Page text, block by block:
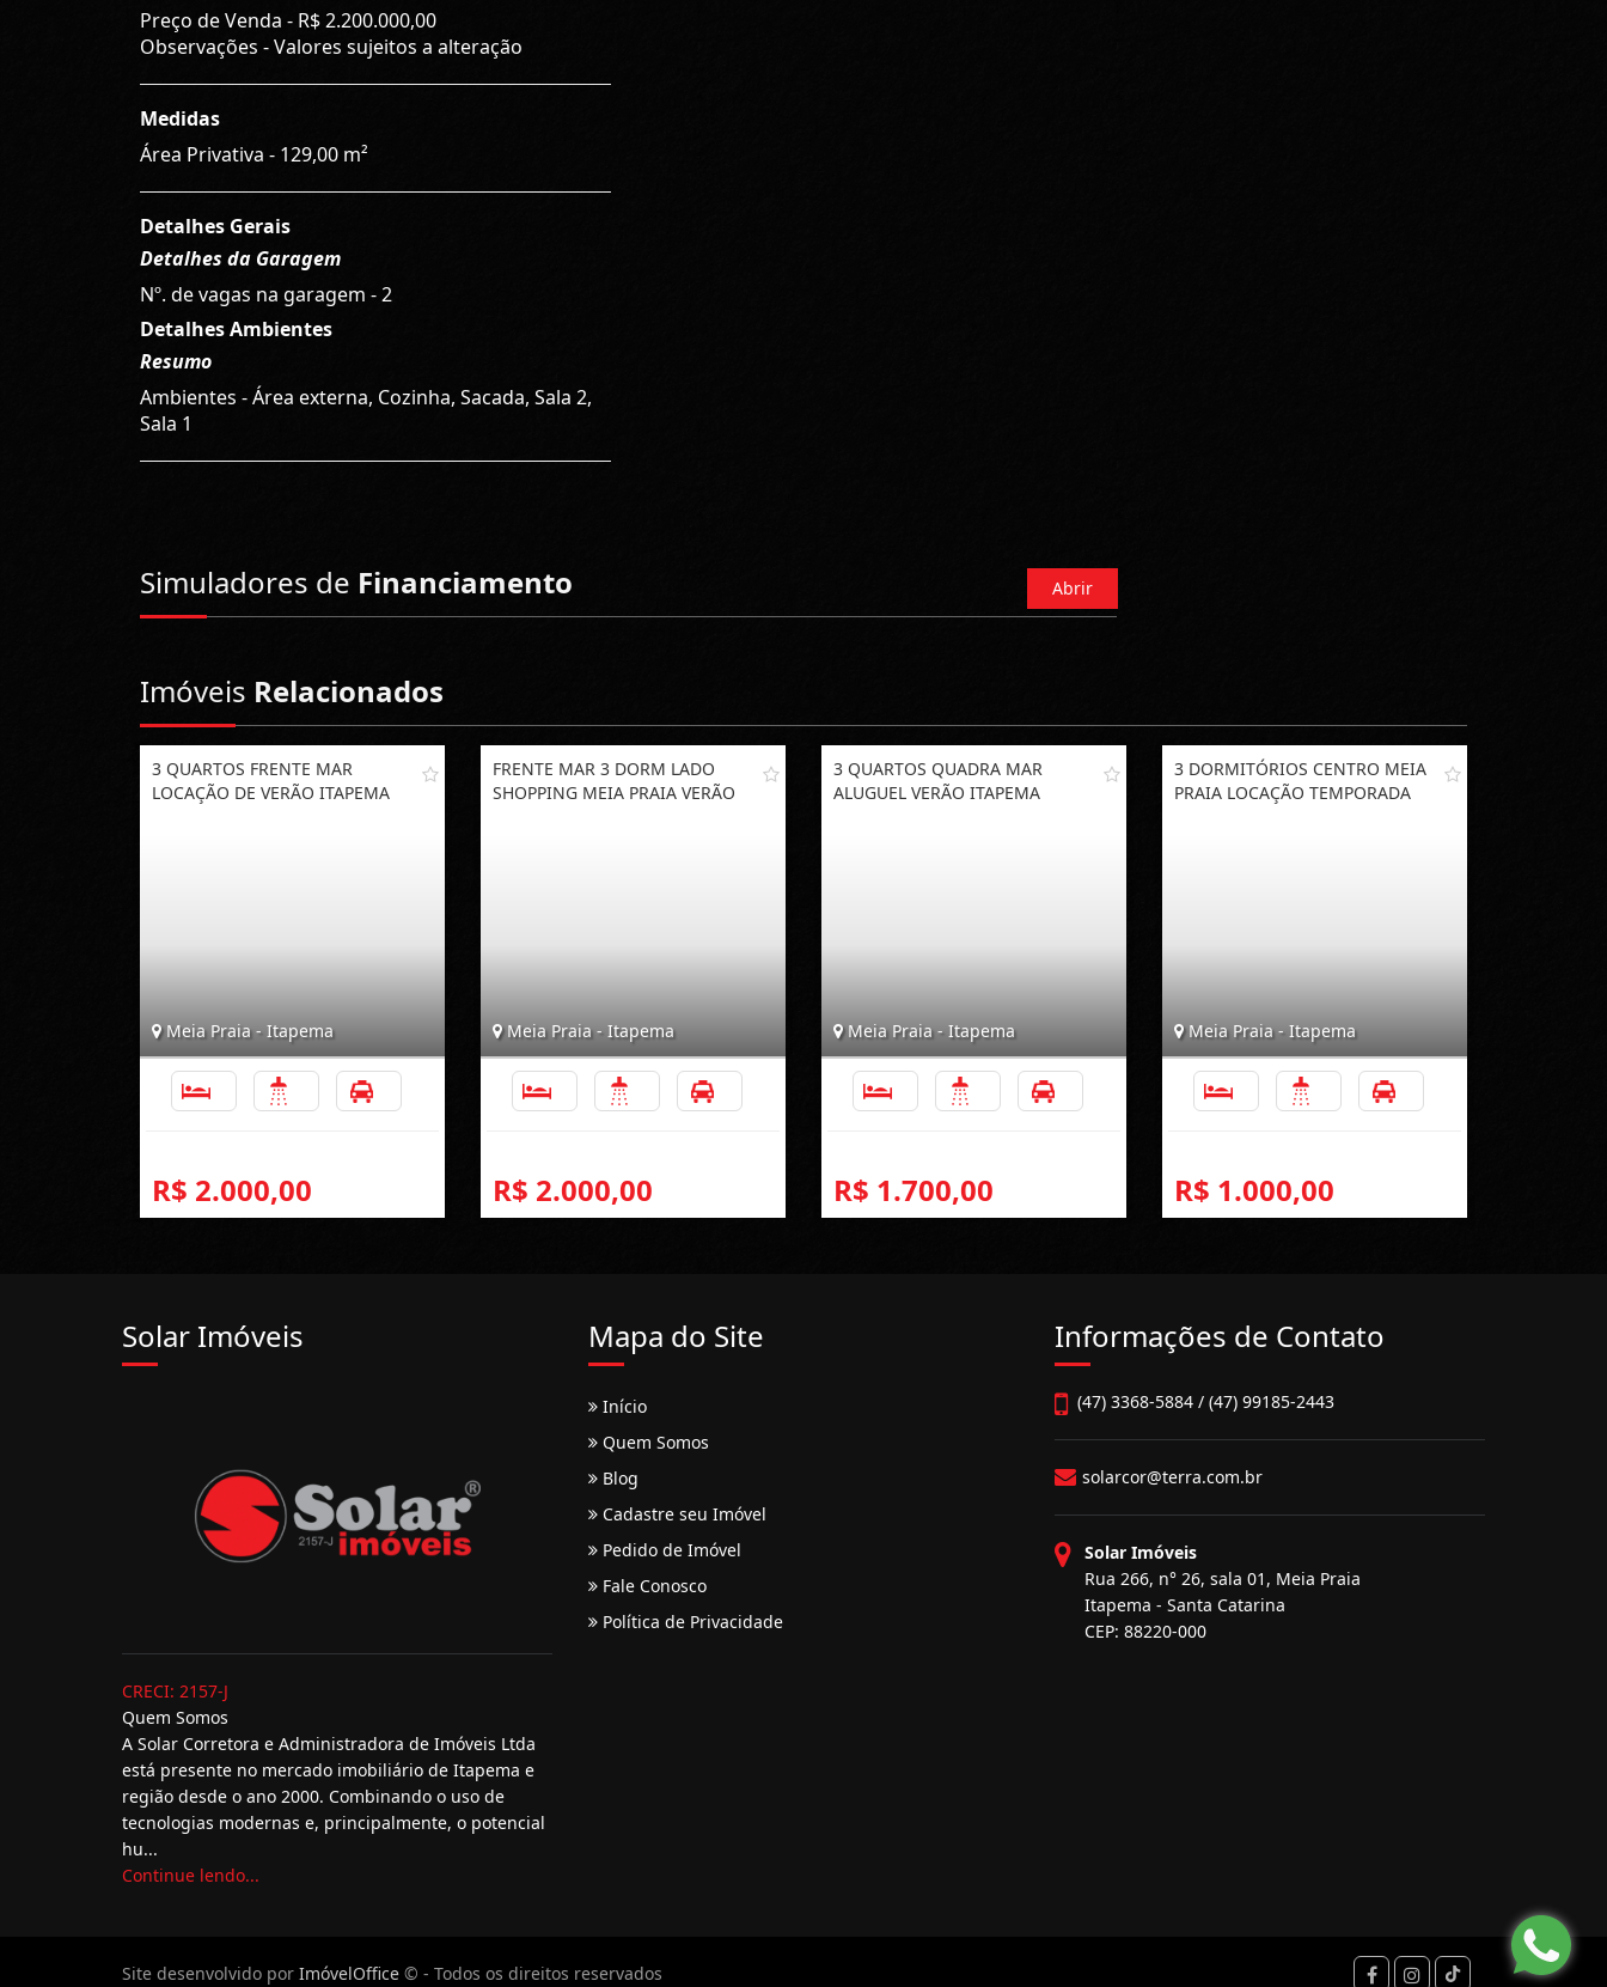
Preço de Venda - R$ 2.200.000,00
Observações - Valores sujeitos a alteração
Medidas
Área Privativa - 129,00 m²
Detalhes Gerais
Detalhes da Garagem
Nº. de vagas na garagem - 2
Detalhes Ambientes
Resumo
Ambientes - Área externa, Cozinha, Sacada, Sala 2,
Sala 1
Simuladores de Financiamento Abrir
Imóveis Relacionados
3 QUARTOS FRENTE MAR
LOCAÇÃO DE VERÃO ITAPEMA
Meia Praia - Itapema
R$ 2.000,00
FRENTE MAR 3 DORM LADO
SHOPPING MEIA PRAIA VERÃO
Meia Praia - Itapema
R$ 2.000,00
3 QUARTOS QUADRA MAR
ALUGUEL VERÃO ITAPEMA
Meia Praia - Itapema
R$ 1.700,00
3 DORMITÓRIOS CENTRO MEIA
PRAIA LOCAÇÃO TEMPORADA
Meia Praia - Itapema
R$ 1.000,00
Solar Imóveis
CRECI: 2157-J
Quem Somos
A Solar Corretora e Administradora de Imóveis Ltda
está presente no mercado imobiliário de Itapema e
região desde o ano 2000. Combinando o uso de
tecnologias modernas e, principalmente, o potencial
hu...
Continue lendo...
Mapa do Site
Início
Quem Somos
Blog
Cadastre seu Imóvel
Pedido de Imóvel
Fale Conosco
Política de Privacidade
Informações de Contato
(47) 3368-5884 / (47) 99185-2443
solarcor@terra.com.br
Solar Imóveis
Rua 266, n° 26, sala 01, Meia Praia
Itapema - Santa Catarina
CEP: 88220-000
Site desenvolvido por ImóvelOffice © - Todos os direitos reservados